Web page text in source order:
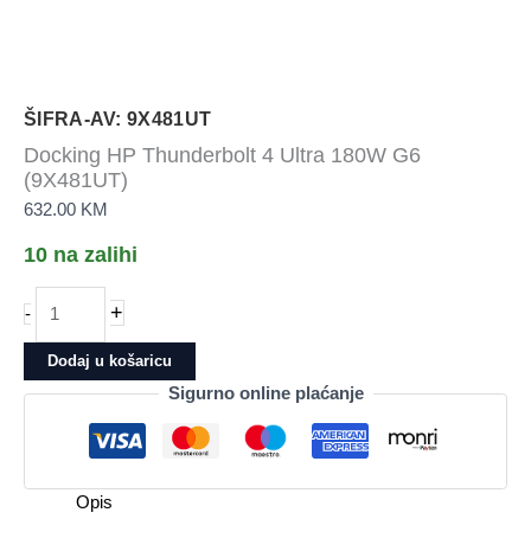
ŠIFRA-AV: 9X481UT
Docking HP Thunderbolt 4 Ultra 180W G6
(9X481UT)
632.00 KM
10 na zalihi
-
HP
Thunderbolt
4
(9X481UT)
količina
+
Dodaj u košaricu
Sigurno online plaćanje
Opis